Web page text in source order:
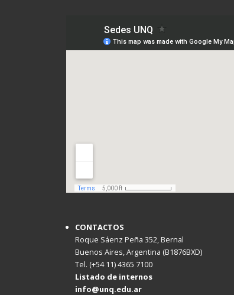
CONTACTOS
Roque Sáenz Peña 352, Bernal
Buenos Aires, Argentina (B1876BXD)
Tel. (+54 11) 4365 7100
Listado de internos
info@unq.edu.ar